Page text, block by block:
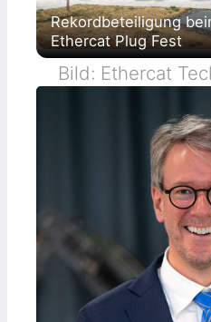
Rekordbeteiligung
Ethercat Plug Fest
Bild: Ethercat